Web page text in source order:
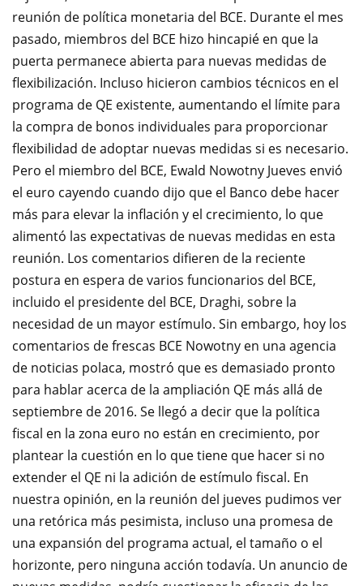
reunión de política monetaria del BCE. Durante el mes
pasado, miembros del BCE hizo hincapié en que la
puerta permanece abierta para nuevas medidas de
flexibilización. Incluso hicieron cambios técnicos en el
programa de QE existente, aumentando el límite para
la compra de bonos individuales para proporcionar
flexibilidad de adoptar nuevas medidas si es necesario.
Pero el miembro del BCE, Ewald Nowotny Jueves envió
el euro cayendo cuando dijo que el Banco debe hacer
más para elevar la inflación y el crecimiento, lo que
alimentó las expectativas de nuevas medidas en esta
reunión. Los comentarios difieren de la reciente
postura en espera de varios funcionarios del BCE,
incluido el presidente del BCE, Draghi, sobre la
necesidad de un mayor estímulo. Sin embargo, hoy los
comentarios de frescas BCE Nowotny en una agencia
de noticias polaca, mostró que es demasiado pronto
para hablar acerca de la ampliación QE más allá de
septiembre de 2016. Se llegó a decir que la política
fiscal en la zona euro no están en crecimiento, por
plantear la cuestión en lo que tiene que hacer si no
extender el QE ni la adición de estímulo fiscal. En
nuestra opinión, en la reunión del jueves pudimos ver
una retórica más pesimista, incluso una promesa de
una expansión del programa actual, el tamaño o el
horizonte, pero ninguna acción todavía. Un anuncio de